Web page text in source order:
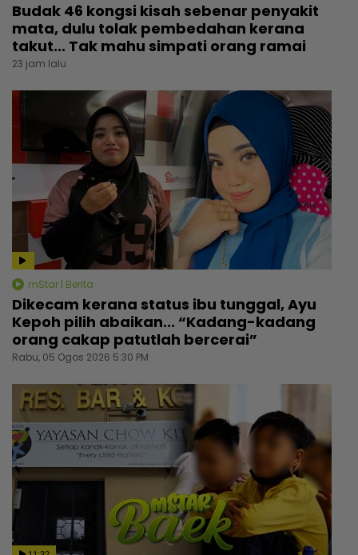
Budak 46 kongsi kisah sebenar penyakit
mata, dulu tolak pembedahan kerana
takut... Tak mahu simpati orang ramai
23 jam lalu
mStar | Berita
Dikecam kerana status ibu tunggal, Ayu
Kepoh pilih abaikan... “Kadang-kadang
orang cakap patutlah bercerai”
Rabu, 05 Ogos 2026 5:30 PM